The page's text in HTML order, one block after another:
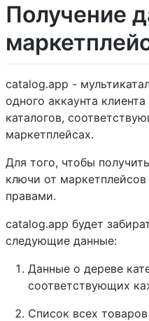
Получение
catalog.app -
одного аккаунта
каталогов,
маркетплейсах.
Для того, чтобы
ключи от
правами.
catalog.app будет
следующие данные:
Данные о дереве
соответствующих
Список всех